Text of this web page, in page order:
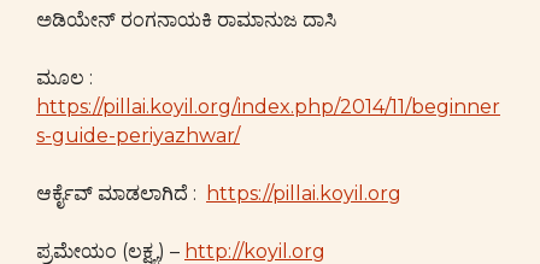
ಅಡಿಯೇನ್ ರಂಗನಾಯಕಿ ರಾಮಾನುಜ ದಾಸಿ
ಮೂಲ :
https://pillai.koyil.org/index.php/2014/11/beginner
s-guide-periyazhwar/
ಆರ್ಕೈವ್ ಮಾಡಲಾಗಿದೆ : https://pillai.koyil.org
ಪ್ರಮೇಯಂ (ಲಕ್ಷ್ಯ) – http://koyil.org